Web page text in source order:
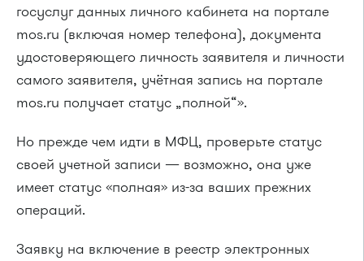
госуслуг данных личного кабинета на портале
mos.ru (включая номер телефона), документа
удостоверяющего личность заявителя и личности
самого заявителя, учётная запись на портале
mos.ru получает статус „полной“».
Но прежде чем идти в МФЦ, проверьте статус
своей учетной записи — возможно, она уже
имеет статус «полная» из-за ваших прежних
операций.
Заявку на включение в реестр электронных